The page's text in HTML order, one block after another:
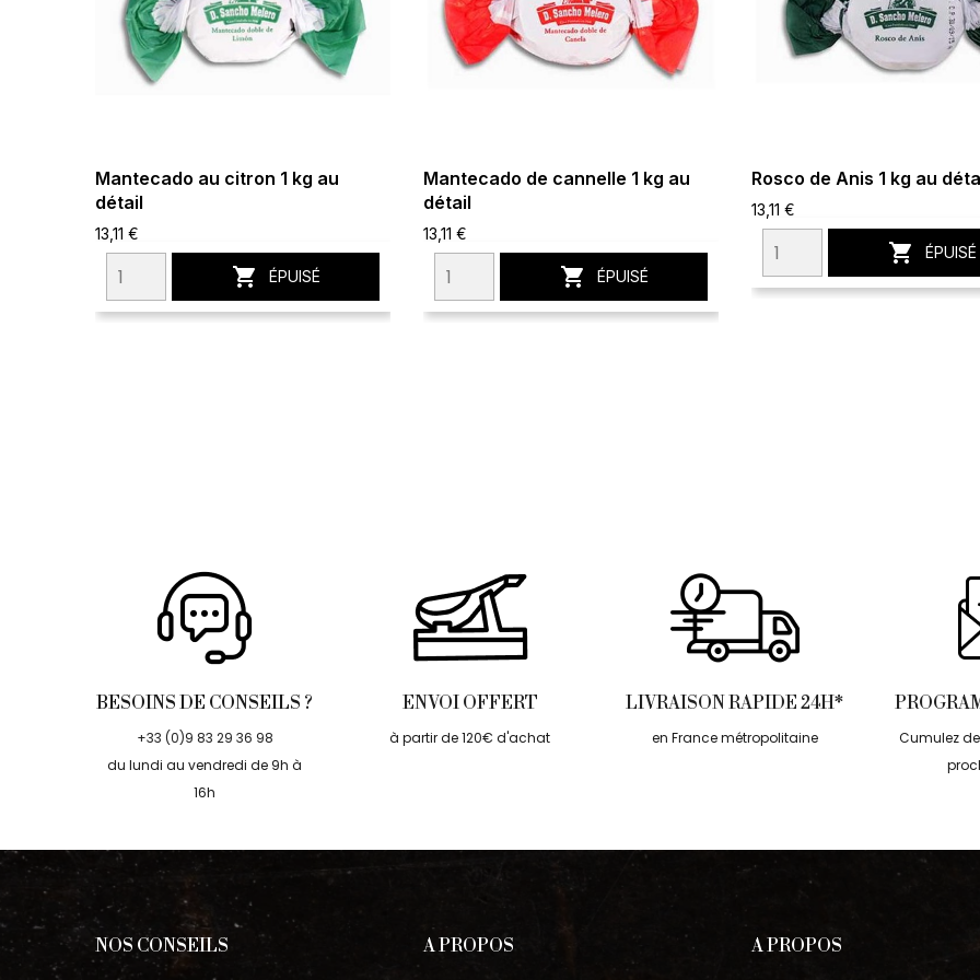
Mantecado au citron 1 kg au
détail
13,11 €
 ÉPUISÉ
Mantecado de cannelle 1 kg au
détail
13,11 €
 ÉPUISÉ
Rosco de Anis 1 kg au
13,11 €
 ÉPUISÉ
BESOINS DE CONSEILS ?
+33 (0)9 83 29 36 98
du lundi au vendredi de 9h à
16h
ENVOI OFFERT
à partir de 120€ d'achat
LIVRAISON RAPIDE 24H*
en France métropolitaine
Cumulez
NOS CONSEILS A PROPOS A PROPOS